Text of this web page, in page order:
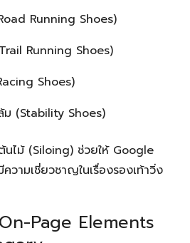
Running Shoes)
Running Shoes)
Shoes)
ม (Stability Shoes)
นไม้ (Siloing) ช่วยให้ Google
วามเชี่ยวชาญในเรื่องรองเท้าวิ่ง
Page Elements